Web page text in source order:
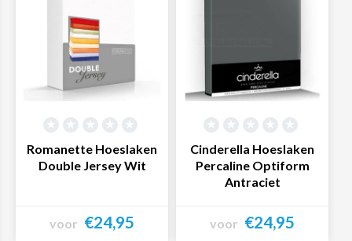
Romanette Hoeslaken
Double Jersey Wit
voor €24,95
Cinderella Hoeslaken
Percaline Optiform
Antraciet
voor €24,95